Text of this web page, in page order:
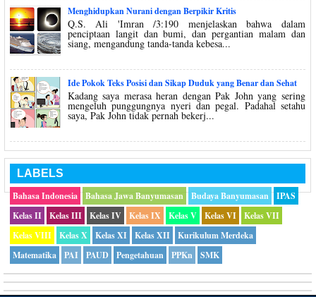
Menghidupkan Nurani dengan Berpikir Kritis
Q.S. Ali 'Imran /3:190 menjelaskan bahwa dalam
penciptaan langit dan bumi, dan pergantian malam dan
siang, mengandung tanda-tanda kebesa...
Ide Pokok Teks Posisi dan Sikap Duduk yang Benar dan Sehat
Kadang saya merasa heran dengan Pak John yang sering
mengeluh punggungnya nyeri dan pegal. Padahal setahu
saya, Pak John tidak pernah bekerj...
LABELS
Bahasa Indonesia
Bahasa Jawa Banyumasan Budaya Banyumasan
IPAS
Kelas II
Kelas III Kelas IV Kelas IX Kelas V Kelas VI
Kelas VII
Kelas VIII
Kelas X Kelas XI Kelas XII
Kurikulum Merdeka
Matematika
PAI PAUD Pengetahuan PPKn SMK